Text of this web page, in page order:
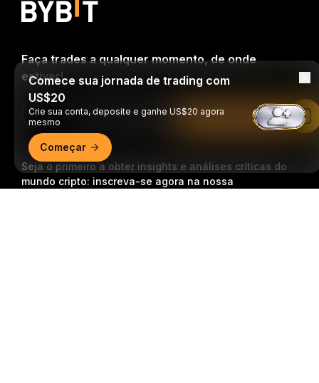
Seja o primeiro a obter insights e análises críticas do
mundo cripto: inscreva-se agora na nossa
Faça trades a qualquer momento, de onde
estiver!
Download Bybit App
Comece sua jornada de trading com
US$20
Crie sua conta, deposite e ganhe US$20 agora
mesmo
Começar
Leia no app da Bybit